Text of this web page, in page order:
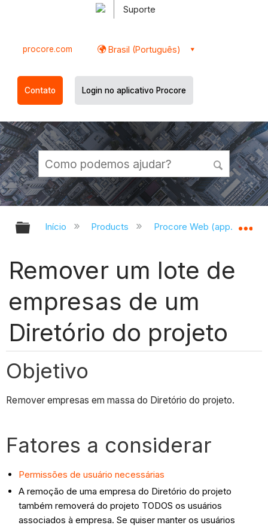
Suporte
procore.com Brasil (Português)
Contato Login no aplicativo Procore
Expandir/recolher hierarquia
Início Products Procore Web
Remover um lote de
empresas de um
Diretório do projeto
Objetivo
Remover empresas em massa do Diretório do projeto.
Fatores a considerar
Permissões de usuário necessárias
A remoção de uma empresa do Diretório do projeto
também removerá do projeto TODOS os usuários
associados à empresa. Se quiser manter os usuários